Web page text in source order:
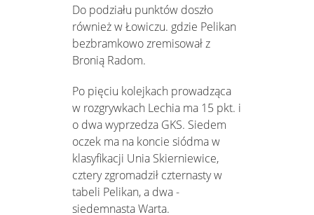
Do podziału punktów doszło
również w Łowiczu. gdzie Pelikan
bezbramkowo zremisował z
Bronią Radom.
Po pięciu kolejkach prowadząca
w rozgrywkach Lechia ma 15 pkt. i
o dwa wyprzedza GKS. Siedem
oczek ma na koncie siódma w
klasyfikacji Unia Skierniewice,
cztery zgromadził czternasty w
tabeli Pelikan, a dwa -
siedemnasta Warta.